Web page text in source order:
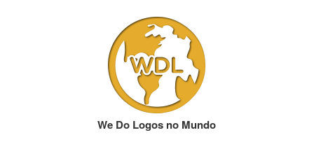
We Do Logos no Mundo